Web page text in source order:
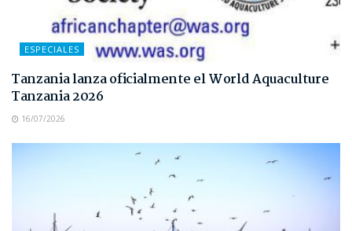
ESPECIALES
Tanzania lanza oficialmente el World Aquaculture
Tanzania 2026
16/07/2026